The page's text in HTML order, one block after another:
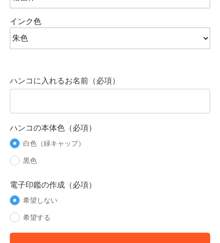
インク色
ハンコに入れるお名前（必項）
ハンコの本体色（必項）
白色（緑キャップ）
黒色
電子印鑑の作成（必項）
希望しない
希望する